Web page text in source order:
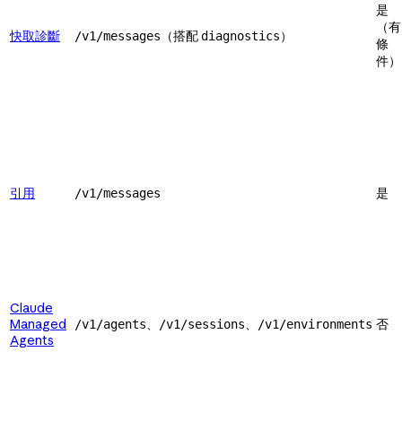
快取診斷 /v1/messages （搭配diagnostics）
是
（有
條
件）
引用 /v1/messages 是
Claude
Managed
Agents
/v1/agents、 /v1/sessions、 /v1/environments 否